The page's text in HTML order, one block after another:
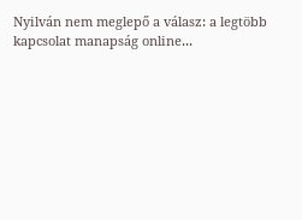
Nyilván nem meglepő a válasz: a legtöbb
kapcsolat manapság online...